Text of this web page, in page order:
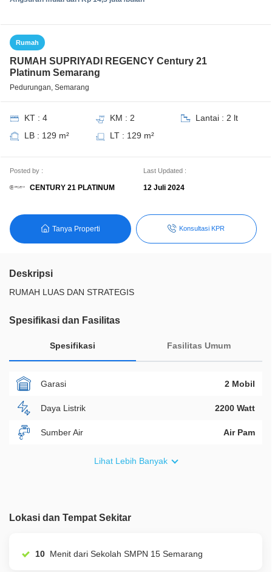
Rumah
RUMAH SUPRIYADI REGENCY Century 21
Platinum Semarang
Pedurungan, Semarang
KT : 4 KM : 2
Lantai : 2 lt
LB : 129 m²
LT : 129 m²
Posted by :
CENTURY 21 PLATINUM
Last Updated :
12 Juli 2024
Tanya Properti Konsultasi KPR
Deskripsi
RUMAH LUAS DAN STRATEGIS
Spesifikasi dan Fasilitas
Spesifikasi Fasilitas Umum
Garasi 2 Mobil
Daya Listrik 2200 Watt
Sumber Air Air Pam
Lihat Lebih Banyak
Lokasi dan Tempat Sekitar
10 Menit dari Sekolah SMPN 15 Semarang